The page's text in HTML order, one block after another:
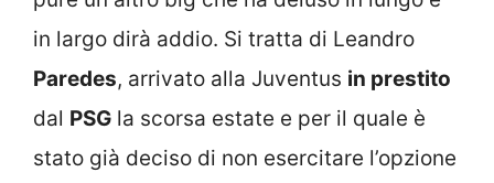
in largo dirà addio. Si tratta di Leandro
Paredes, arrivato alla Juventus in prestito
dal PSG la scorsa estate e per il quale è
stato già deciso di non esercitare l’opzione